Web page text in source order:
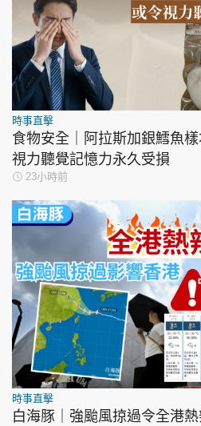
時事直擊
食物安全｜阿拉斯加銀鱈魚
視力聽覺記憶力永久受損
23小時前
時事直擊
白海豚｜強颱風掠過令全港